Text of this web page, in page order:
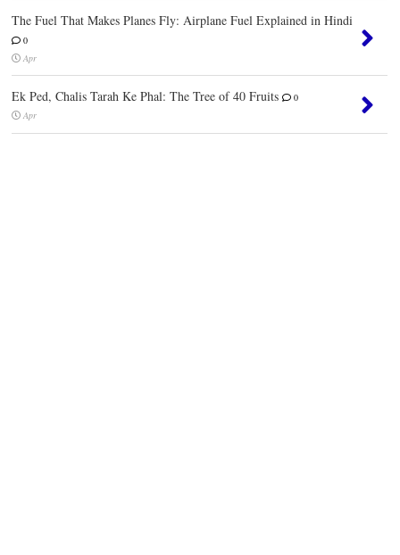
The Fuel That Makes Planes Fly: Airplane Fuel Explained in Hindi
0
Apr
Ek Ped, Chalis Tarah Ke Phal: The Tree of 40 Fruits
0
Apr